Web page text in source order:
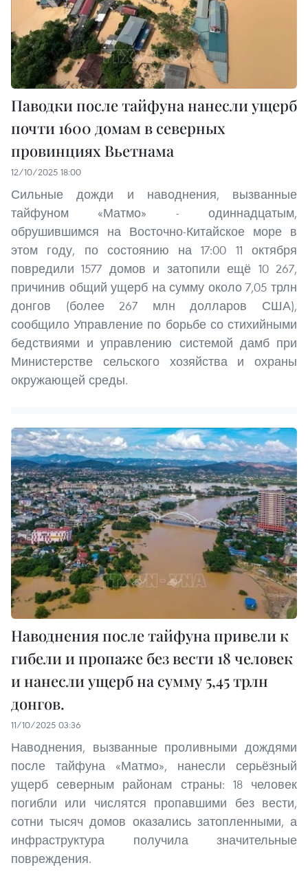
Паводки после тайфуна нанесли ущерб
почти 1600 домам в северных
провинциях Вьетнама
12/10/2025 18:00
Сильные дожди и наводнения, вызванные
тайфуном «Матмо» - одиннадцатым,
обрушившимся на Восточно-Китайское море в
этом году, по состоянию на 17:00 11 октября
повредили 1577 домов и затопили ещё 10 267,
причинив общий ущерб на сумму около 7,05 трлн
донгов (более 267 млн долларов США),
сообщило Управление по борьбе со стихийными
бедствиями и управлению системой дамб при
Министерстве сельского хозяйства и охраны
окружающей среды.
Наводнения после тайфуна привели к
гибели и пропаже без вести 18 человек
и нанесли ущерб на сумму 5,45 трлн
донгов.
11/10/2025 03:36
Наводнения, вызванные проливными дождями
после тайфуна «Матмо», нанесли серьёзный
ущерб северным районам страны: 18 человек
погибли или числятся пропавшими без вести,
сотни тысяч домов оказались затопленными, а
инфраструктура получила значительные
повреждения.